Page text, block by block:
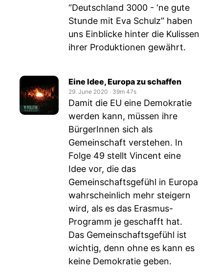
“Deutschland 3000 - ‘ne gute
Stunde mit Eva Schulz” haben
uns Einblicke hinter die Kulissen
ihrer Produktionen gewährt.
Eine Idee, Europa zu schaffen
29. June 2020 ‧ 39m 47s
Damit die EU eine Demokratie
werden kann, müssen ihre
BürgerInnen sich als
Gemeinschaft verstehen. In
Folge 49 stellt Vincent eine
Idee vor, die das
Gemeinschaftsgefühl in Europa
wahrscheinlich mehr steigern
wird, als es das Erasmus-
Programm je geschafft hat.
Das Gemeinschaftsgefühl ist
wichtig, denn ohne es kann es
keine Demokratie geben.